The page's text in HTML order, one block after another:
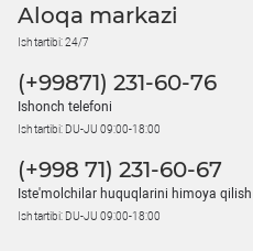
Aloqa markazi
Ish tartibi: 24/7
(+99871) 231-60-76
Ishonch telefoni
Ish tartibi: DU-JU 09:00-18:00
(+998 71) 231-60-67
Iste'molchilar huquqlarini himoya qilish
Ish tartibi: DU-JU 09:00-18:00